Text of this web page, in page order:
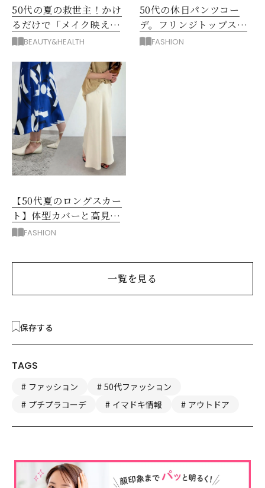
50代の夏の救世主！かけ
るだけで「メイク映え」
する眼鏡
BEAUTY&HEALTH
50代の休日パンツコー
デ。フリンジトップスを
主役に洗練アースカラー
FASHION
【50代夏のロングスカー
ト】体型カバーと高見え
を叶える4コーデ
FASHION
一覧を見る
保存する
TAGS
ファッション
50代ファッション
プチプラコーデ
イマドキ情報 アウトドア